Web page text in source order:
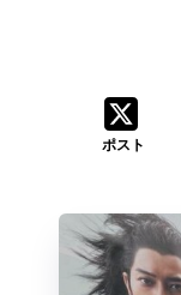
ポスト